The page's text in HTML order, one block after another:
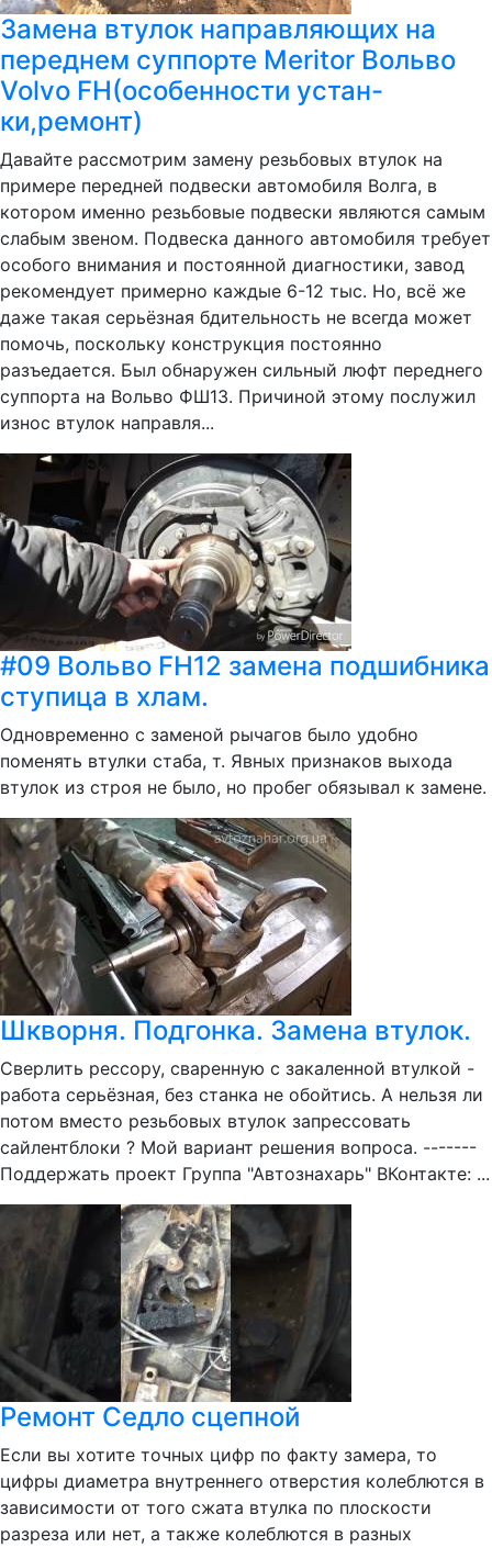
Замена втулок направляющих на
переднем суппорте Meritor Вольво
Volvo FH(особенности устан-
ки,ремонт)
Давайте рассмотрим замену резьбовых втулок на
примере передней подвески автомобиля Волга, в
котором именно резьбовые подвески являются самым
слабым звеном. Подвеска данного автомобиля требует
особого внимания и постоянной диагностики, завод
рекомендует примерно каждые 6-12 тыс. Но, всё же
даже такая серьёзная бдительность не всегда может
помочь, поскольку конструкция постоянно
разъедается. Был обнаружен сильный люфт переднего
суппорта на Вольво ФШ13. Причиной этому послужил
износ втулок направля...
#09 Вольво FH12 замена подшибника
ступица в хлам.
Одновременно с заменой рычагов было удобно
поменять втулки стаба, т. Явных признаков выхода
втулок из строя не было, но пробег обязывал к замене.
Шкворня. Подгонка. Замена втулок.
Сверлить рессору, сваренную с закаленной втулкой -
работа серьёзная, без станка не обойтись. А нельзя ли
потом вместо резьбовых втулок запрессовать
сайлентблоки ? Мой вариант решения вопроса. -------
Поддержать проект Группа "Автознахарь" ВКонтакте: ...
Ремонт Седло сцепной
Если вы хотите точных цифр по факту замера, то
цифры диаметра внутреннего отверстия колеблются в
зависимости от того сжата втулка по плоскости
разреза или нет, а также колеблются в разных